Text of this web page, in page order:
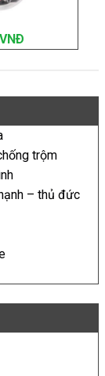
trộm
– thủ đức